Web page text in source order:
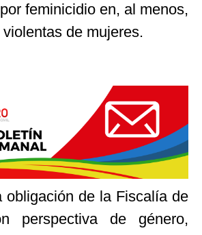
feminicidio en, al menos,
de mujeres.
obligación de la Fiscalía de
perspectiva de género,